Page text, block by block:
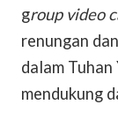
group video
renungan
dalam
mendukung